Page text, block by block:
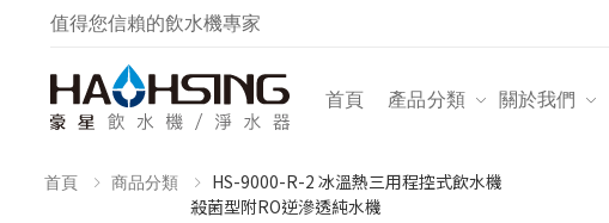
值得您信賴的飲水機專家
首頁 產品分類 關於我們
首頁 商品分類
HS-9000-R-2 冰溫熱三用程控式飲水機
殺菌型附RO逆滲透純水機